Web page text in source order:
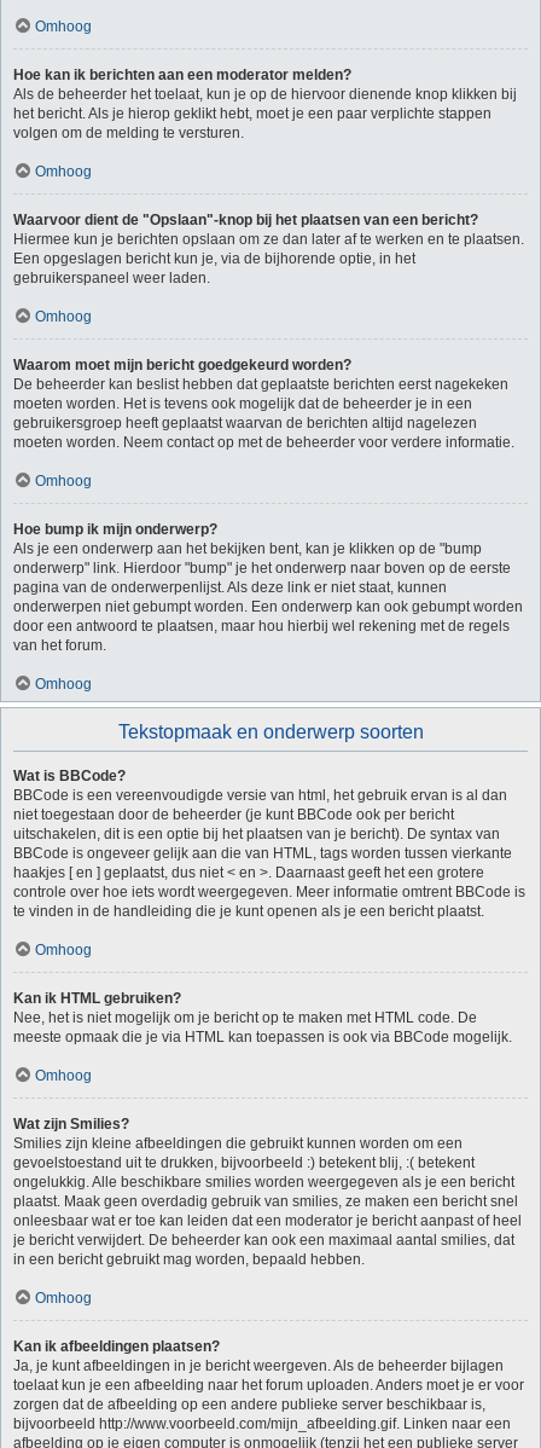
Omhoog
Hoe kan ik berichten aan een moderator melden?
Als de beheerder het toelaat, kun je op de hiervoor dienende knop klikken bij
het bericht. Als je hierop geklikt hebt, moet je een paar verplichte stappen
volgen om de melding te versturen.
Omhoog
Waarvoor dient de "Opslaan"-knop bij het plaatsen van een bericht?
Hiermee kun je berichten opslaan om ze dan later af te werken en te plaatsen.
Een opgeslagen bericht kun je, via de bijhorende optie, in het
gebruikerspaneel weer laden.
Omhoog
Waarom moet mijn bericht goedgekeurd worden?
De beheerder kan beslist hebben dat geplaatste berichten eerst nagekeken
moeten worden. Het is tevens ook mogelijk dat de beheerder je in een
gebruikersgroep heeft geplaatst waarvan de berichten altijd nagelezen
moeten worden. Neem contact op met de beheerder voor verdere informatie.
Omhoog
Hoe bump ik mijn onderwerp?
Als je een onderwerp aan het bekijken bent, kan je klikken op de "bump
onderwerp" link. Hierdoor "bump" je het onderwerp naar boven op de eerste
pagina van de onderwerpenlijst. Als deze link er niet staat, kunnen
onderwerpen niet gebumpt worden. Een onderwerp kan ook gebumpt worden
door een antwoord te plaatsen, maar hou hierbij wel rekening met de regels
van het forum.
Omhoog
Tekstopmaak en onderwerp soorten
Wat is BBCode?
BBCode is een vereenvoudigde versie van html, het gebruik ervan is al dan
niet toegestaan door de beheerder (je kunt BBCode ook per bericht
uitschakelen, dit is een optie bij het plaatsen van je bericht). De syntax van
BBCode is ongeveer gelijk aan die van HTML, tags worden tussen vierkante
haakjes [ en ] geplaatst, dus niet < en >. Daarnaast geeft het een grotere
controle over hoe iets wordt weergegeven. Meer informatie omtrent BBCode is
te vinden in de handleiding die je kunt openen als je een bericht plaatst.
Omhoog
Kan ik HTML gebruiken?
Nee, het is niet mogelijk om je bericht op te maken met HTML code. De
meeste opmaak die je via HTML kan toepassen is ook via BBCode mogelijk.
Omhoog
Wat zijn Smilies?
Smilies zijn kleine afbeeldingen die gebruikt kunnen worden om een
gevoelstoestand uit te drukken, bijvoorbeeld :) betekent blij, :( betekent
ongelukkig. Alle beschikbare smilies worden weergegeven als je een bericht
plaatst. Maak geen overdadig gebruik van smilies, ze maken een bericht snel
onleesbaar wat er toe kan leiden dat een moderator je bericht aanpast of heel
je bericht verwijdert. De beheerder kan ook een maximaal aantal smilies, dat
in een bericht gebruikt mag worden, bepaald hebben.
Omhoog
Kan ik afbeeldingen plaatsen?
Ja, je kunt afbeeldingen in je bericht weergeven. Als de beheerder bijlagen
toelaat kun je een afbeelding naar het forum uploaden. Anders moet je er voor
zorgen dat de afbeelding op een andere publieke server beschikbaar is,
bijvoorbeeld http://www.voorbeeld.com/mijn_afbeelding.gif. Linken naar een
afbeelding op je eigen computer is onmogelijk (tenzij het een publieke server